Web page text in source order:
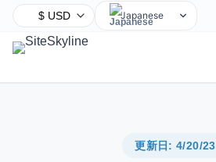
Japanese
更新日: 4/20/23